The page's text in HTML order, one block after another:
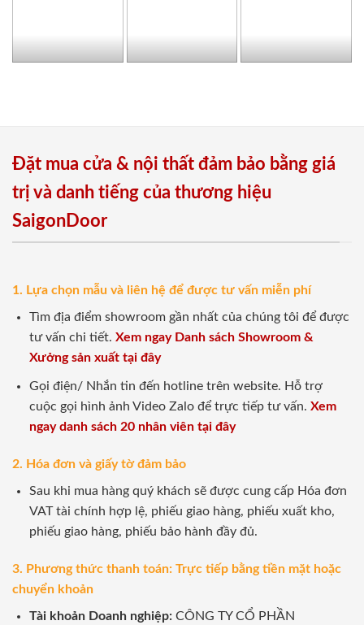
Đặt mua cửa & nội thất đảm bảo bằng giá
trị và danh tiếng của thương hiệu
SaigonDoor
1. Lựa chọn mẫu và liên hệ để được tư vấn miễn phí
Tìm địa điểm showroom gần nhất của chúng tôi để được
tư vấn chi tiết. Xem ngay Danh sách Showroom &
Xưởng sản xuất tại đây
Gọi điện/ Nhắn tin đến hotline trên website. Hỗ trợ
cuộc gọi hình ảnh Video Zalo để trực tiếp tư vấn. Xem
ngay danh sách 20 nhân viên tại đây
2. Hóa đơn và giấy tờ đảm bảo
Sau khi mua hàng quý khách sẽ được cung cấp Hóa đơn
VAT tài chính hợp lệ, phiếu giao hàng, phiếu xuất kho,
phiếu giao hàng, phiếu bảo hành đầy đủ.
3. Phương thức thanh toán: Trực tiếp bằng tiền mặt hoặc
chuyển khoản
Tài khoản Doanh nghiệp:CÔNG TY CỔ PHẦN